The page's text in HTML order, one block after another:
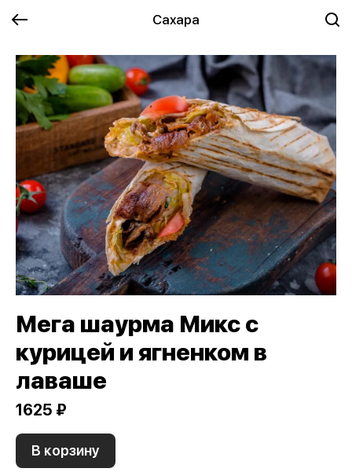
Сахара
Мега шаурма Микс с
курицей и ягненком в
лаваше
1625 ₽
В корзину